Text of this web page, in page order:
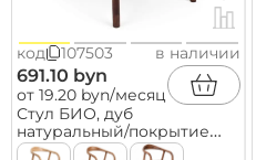
код 107503 в наличии
691.10 byn
от 19.20 byn/месяц
Стул БИО, дуб
натуральный/покрытие
рич